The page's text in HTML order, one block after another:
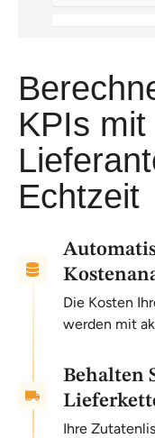
KPIs mit
Echtzeit
Die Kosten
werden mit
Behalten
Ihre